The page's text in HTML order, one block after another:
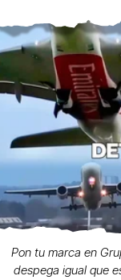
Pon tu marca en
despega igual que